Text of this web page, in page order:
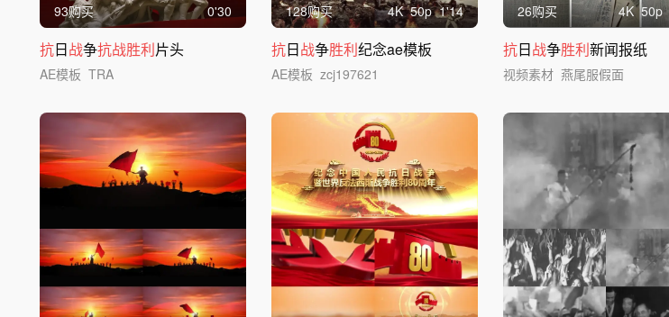
93购买 0'30
抗日战争抗战胜利片头
AE模板 TRA
128购买 4K 50p 1'14
抗日战争胜利纪念ae模板
AE模板 zcj197621
26购买 4K 50p
抗日战争胜利新闻报纸
视频素材 燕尾服假面